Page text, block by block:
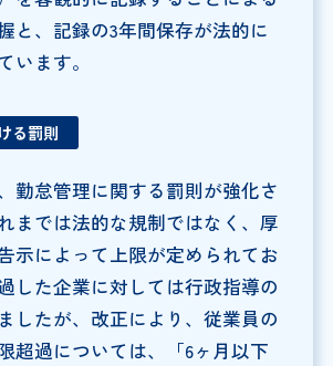
と、記録の3年間保存が法的に
います。
る罰則
勤怠管理に関する罰則が強化さ
までは法的な規制ではなく、厚
示によって上限が定められてお
した企業に対しては行政指導の
したが、改正により、従業員の
超過については、「6ヶ月以下